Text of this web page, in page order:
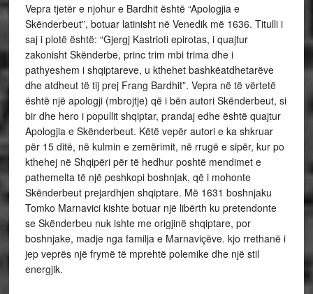
Vepra tjetër e njohur e Bardhit është “Apologjia e
Skënderbeut”, botuar latinisht në Venedik më 1636. Titulli i
saj i plotë është: “Gjergj Kastrioti epirotas, i quajtur
zakonisht Skënderbe, princ trim mbi trima dhe i
pathyeshem i shqiptareve, u kthehet bashkëatdhetarëve
dhe atdheut të tij prej Frang Bardhit”. Vepra në të vërtetë
është një apologji (mbrojtje) që i bën autori Skënderbeut, si
bir dhe hero i popullit shqiptar, prandaj edhe është quajtur
Apologjia e Skënderbeut. Këtë vepër autori e ka shkruar
për 15 ditë, në kulmin e zemërimit, në rrugë e sipër, kur po
kthehej në Shqipëri për të hedhur poshtë mendimet e
pathemelta të një peshkopi boshnjak, që i mohonte
Skënderbeut prejardhjen shqiptare. Më 1631 boshnjaku
Tomko Marnavici kishte botuar një libërth ku pretendonte
se Skënderbeu nuk ishte me origjinë shqiptare, por
boshnjake, madje nga familja e Marnaviçëve. kjo rrethanë i
jep veprës një frymë të mprehtë polemike dhe një stil
energjik.